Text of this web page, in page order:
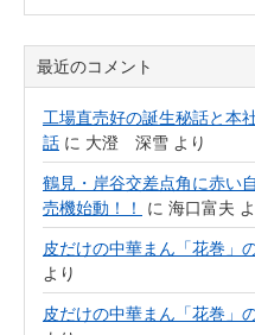
最近のコメント
工場直売好の誕生秘話と本
話 に 大澄 深雪 より
鶴見・岸谷交差点角に赤い
売機始動！！
に 海口富夫
皮だけの中華まん「花巻」
より
皮だけの中華まん「花巻」